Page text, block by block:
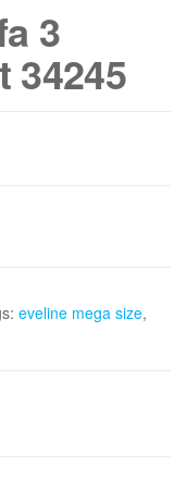
3
34245
eveline mega size,